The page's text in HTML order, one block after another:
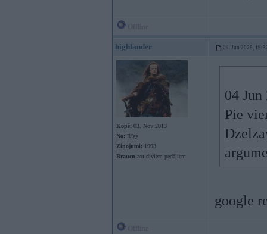
highlander 04. Jun 2026,
Kopš: 03. Nov 2013
No: Rīga
Ziņojumi: 1993
Braucu ar: diviem pedāļiem
04
Pie
google